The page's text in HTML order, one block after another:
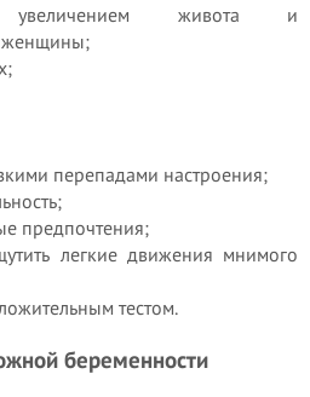
увеличением живота и
женщины;
перепадами настроения;
предпочтения;
легкие движения мнимого
тестом.
беременности